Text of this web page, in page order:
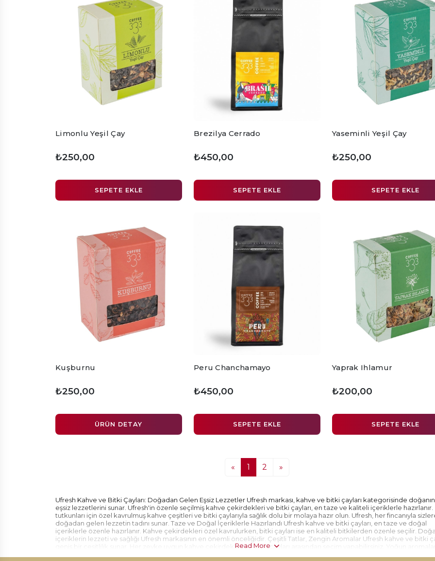
Limonlu Yeşil Çay
₺250,00
SEPETE EKLE
Brezilya Cerrado
₺450,00
SEPETE EKLE
Yaseminli Yeşil Çay
₺250,00
SEPETE EKLE
Kuşburnu
₺250,00
ÜRÜN DETAY
Peru Chanchamayo
₺450,00
SEPETE EKLE
Yaprak Ihlamur
₺200,00
SEPETE EKLE
« 1 2 »
Ufresh Kahve ve Bitki Çayları: Doğadan Gelen Eşsiz Lezzetler Ufresh markası, kahve ve bitki çayları kategorisinde
eşsiz lezzetlerini sunar. Ufresh'in özenle seçilmiş kahve çekirdekleri ve bitki çayları, en taze ve kaliteli içeriklerle hazırlanır.
tutkunları için özel kavrulmuş kahve çeşitleri ve bitki çaylarıyla sağlık dolu bir molaya hazır olun. Ufresh, her fincanıyla
doğadan gelen lezzetin tadını sunar. Taze ve Doğal İçeriklerle Hazırlandı Ufresh kahve ve bitki çayları, en taze ve doğal
içeriklerle özenle hazırlanır. Kahve çekirdekleri özel kavrulurken, bitki çayları ise en kaliteli bitkilerden özenle seçilir.
içeriklerin lezzeti ve sağlığı Ufresh markasının en önemli önceliğidir. Çeşitli Tatlar, Zengin Aromalar Ufresh kahve ve bitki
geniş bir çeşitlilik sunar. Her zevke uygun kahve çekirdekleri ve bitki çayları arasından seçim yapabilirsiniz. Yoğun
Read More